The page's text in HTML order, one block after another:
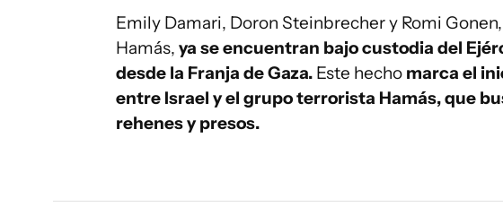
Emily Damari, Doron Steinbrecher y Romi
Hamás, ya se encuentran bajo custodia del
desde la Franja de Gaza. Este hecho marca el
entre Israel y el grupo terrorista Hamás, que
rehenes y presos.